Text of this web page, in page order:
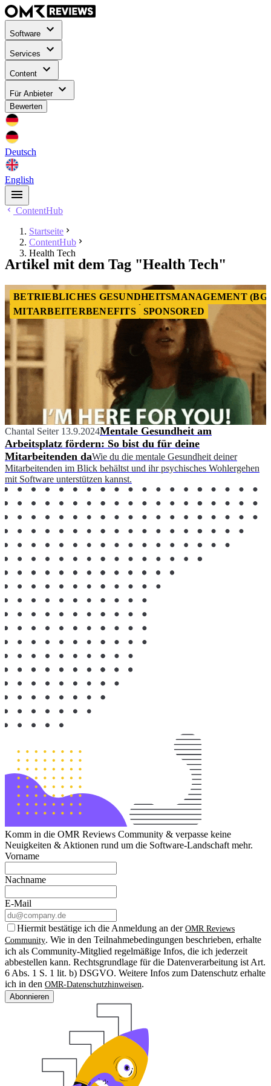
Software
Services
Content
Für Anbieter
Bewerten
Deutsch
English
ContentHub
Startseite
ContentHub
Health Tech
Artikel mit dem Tag "Health Tech"
BETRIEBLICHES GESUNDHEITSMANAGEMENT
MITARBEITERBENEFITS
SPONSORED
Chantal Seiter 13.9.2024Mentale Gesundheit am
Arbeitsplatz fördern: So bist du für deine
Mitarbeitenden daWie du die mentale Gesundheit deiner
Mitarbeitenden im Blick behältst und ihr psychisches Wohlergehen
mit Software unterstützen kannst.
Komm in die OMR Reviews Community & verpasse keine
Neuigkeiten & Aktionen rund um die Software-Landschaft mehr.
Vorname
Nachname
E-Mail
Hiermit bestätige ich die Anmeldung an der OMR Reviews
Community. Wie in den Teilnahmebedingungen beschrieben, erhalte
ich als Community-Mitglied regelmäßige Infos, die ich jederzeit
abbestellen kann. Rechtsgrundlage für die Datenverarbeitung ist Art.
6 Abs. 1 S. 1 lit. b) DSGVO. Weitere Infos zum Datenschutz erhalte
ich in den OMR-Datenschutzhinweisen.
Abonnieren